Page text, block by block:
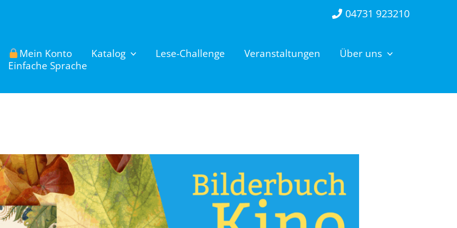
04731 923210
Mein Konto Katalog Lese-Challenge Veranstaltungen
Über uns
Einfache Sprache